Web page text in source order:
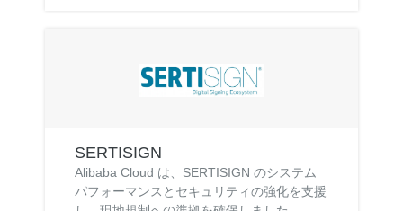
SERTISIGN
Alibaba Cloud は、SERTISIGN のシステム
パフォーマンスとセキュリティの強化を支援